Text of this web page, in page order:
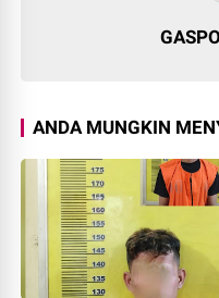
ANDA MUNGKIN